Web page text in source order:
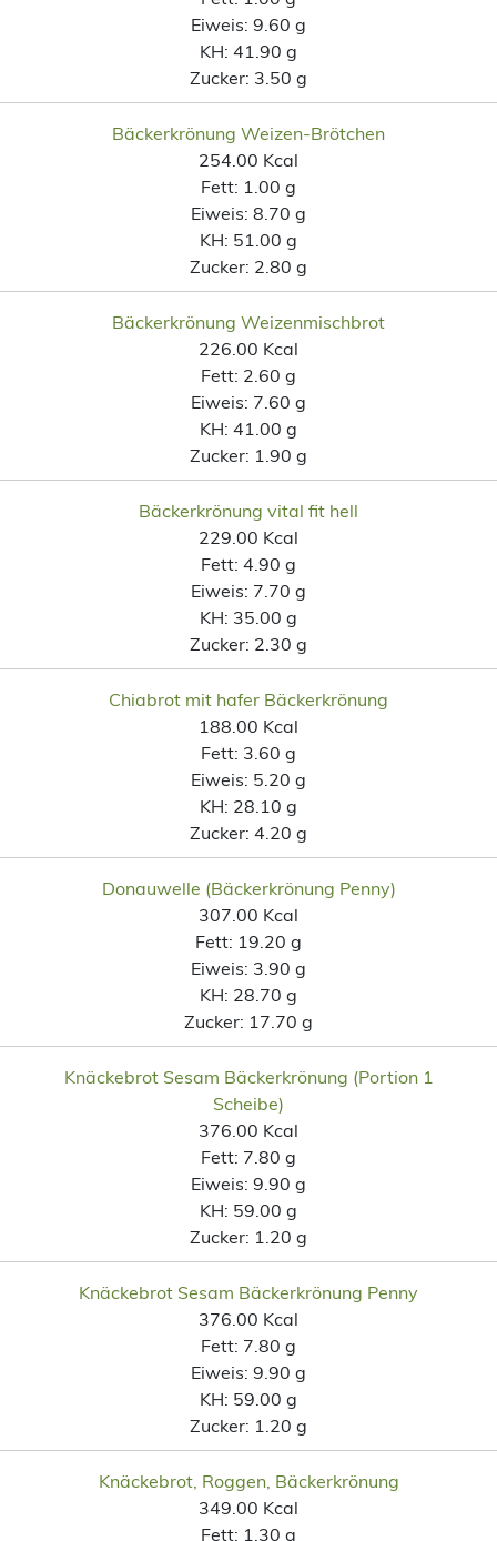
Eiweis: 9.60 g
KH: 41.90 g
Zucker: 3.50 g
Bäckerkrönung Weizen-Brötchen
254.00 Kcal
Fett: 1.00 g
Eiweis: 8.70 g
KH: 51.00 g
Zucker: 2.80 g
Bäckerkrönung Weizenmischbrot
226.00 Kcal
Fett: 2.60 g
Eiweis: 7.60 g
KH: 41.00 g
Zucker: 1.90 g
Bäckerkrönung vital fit hell
229.00 Kcal
Fett: 4.90 g
Eiweis: 7.70 g
KH: 35.00 g
Zucker: 2.30 g
Chiabrot mit hafer Bäckerkrönung
188.00 Kcal
Fett: 3.60 g
Eiweis: 5.20 g
KH: 28.10 g
Zucker: 4.20 g
Donauwelle (Bäckerkrönung Penny)
307.00 Kcal
Fett: 19.20 g
Eiweis: 3.90 g
KH: 28.70 g
Zucker: 17.70 g
Knäckebrot Sesam Bäckerkrönung (Portion 1
Scheibe)
376.00 Kcal
Fett: 7.80 g
Eiweis: 9.90 g
KH: 59.00 g
Zucker: 1.20 g
Knäckebrot Sesam Bäckerkrönung Penny
376.00 Kcal
Fett: 7.80 g
Eiweis: 9.90 g
KH: 59.00 g
Zucker: 1.20 g
Knäckebrot, Roggen, Bäckerkrönung
349.00 Kcal
Fett: 1.30 g